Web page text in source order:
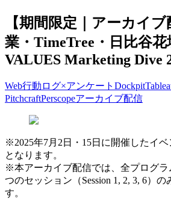
【期間限定｜アーカイ
業・TimeTree・日比谷花
VALUES Marketing Dive
Web行動ログ×アンケート Dockpit
PitchcraftPerscopeアーカイブ配信
※2025年7月2日・15日に開催したイ
となります。
※本アーカイブ配信では、全プログラ
つのセッション（Session 1, 2, 3, 6）
す。